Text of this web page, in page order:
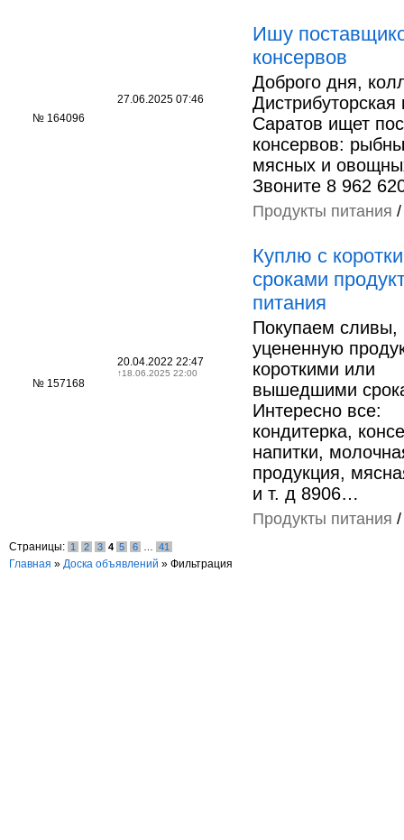
№ 164096
27.06.2025 07:46
Ишу
консервов
Доброго дня,
Дистрибуторская
Саратов ищет
консервов:
мясных и
Звоните 8 962
Продукты питания
№ 157168
20.04.2022 22:47
↑18.06.2025 22:00
Куплю с
сроками
питания
Покупаем сливы,
уцененную
короткими или
вышедшими
Интересно все:
кондитерка,
напитки,
продукция,
и т. д 8906…
Продукты питания
Страницы: 1 2 3 4 5 6 41
Главная » Доска объявлений » Фильтрация